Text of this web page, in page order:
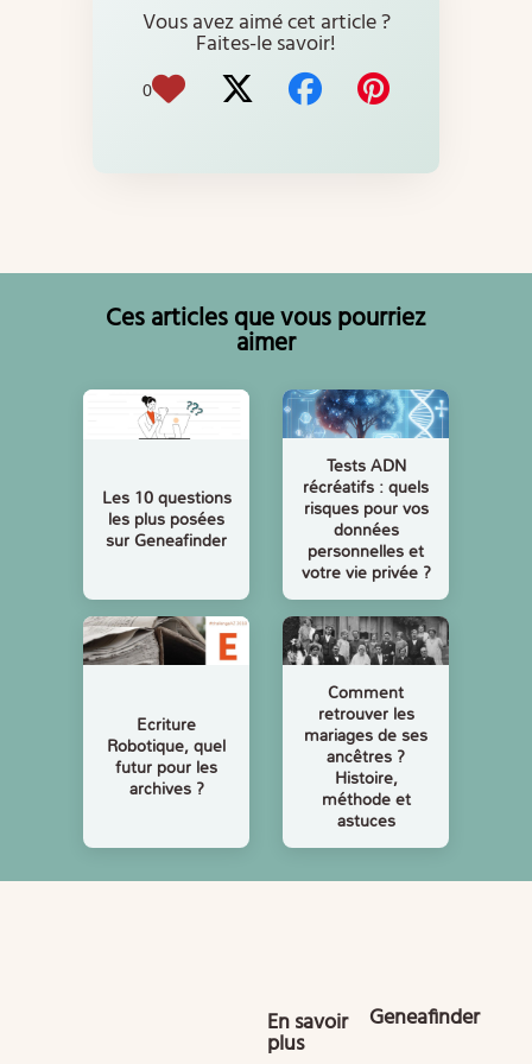
Vous avez aimé cet article ?
Faites-le savoir!
0
Ces articles que vous pourriez
aimer
Les 10 questions
les plus posées
sur Geneafinder
Tests ADN
récréatifs : quels
risques pour vos
données
personnelles et
votre vie privée ?
Ecriture
Robotique, quel
futur pour les
archives ?
Comment
retrouver les
mariages de ses
ancêtres ?
Histoire,
méthode et
astuces
En savoir
plus
Geneafinder